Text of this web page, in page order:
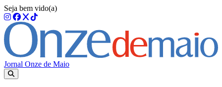
Seja bem vido(a)
Jornal Onze de Maio